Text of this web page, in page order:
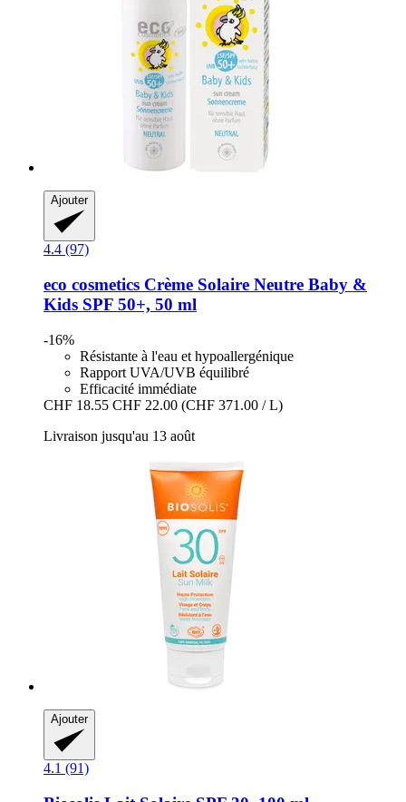
Ajouter
4.4 (97)
eco cosmetics Crème Solaire Neutre Baby &
Kids SPF 50+, 50 ml
-16%
Résistante à l'eau et hypoallergénique
Rapport UVA/UVB équilibré
Efficacité immédiate
CHF 18.55 CHF 22.00 (CHF 371.00 / L)
Livraison jusqu'au 13 août
Ajouter
4.1 (91)